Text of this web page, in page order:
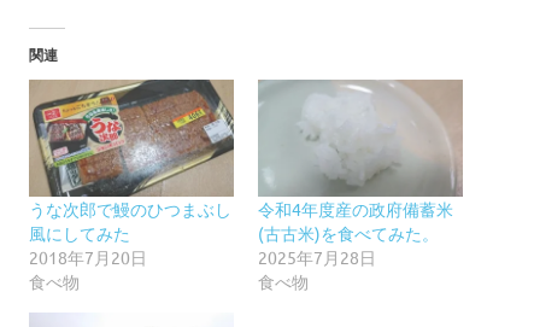
関連
うな次郎で鰻のひつまぶし
風にしてみた
2018年7月20日
食べ物
令和4年度産の政府備蓄米
(古古米)を食べてみた。
2025年7月28日
食べ物